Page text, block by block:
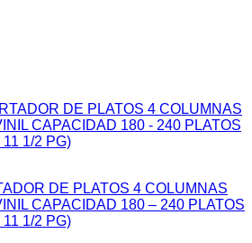
DE PLATOS 4 COLUMNAS
CAPACIDAD 180 – 240 PLATOS
1/2 PG)